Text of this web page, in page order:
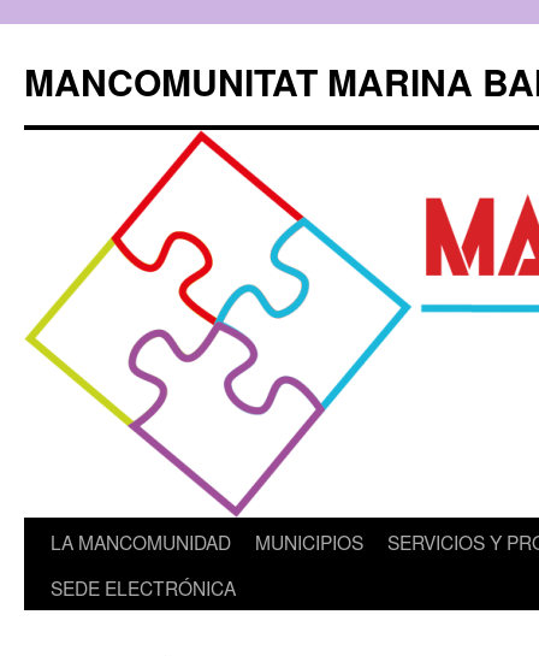
contenido
MANCOMUNITAT MARINA
LA MANCOMUNIDAD MUNICIPIOS
SERVICIOS Y
SEDE ELECTRÓNICA